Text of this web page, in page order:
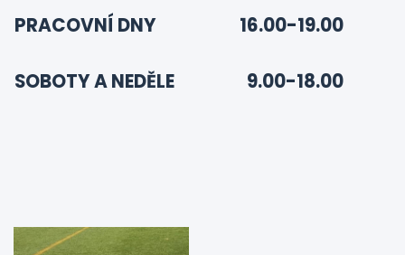
PRACOVNÍ DNY 16.00-19.00
SOBOTY A NEDĚLE 9.00-18.00